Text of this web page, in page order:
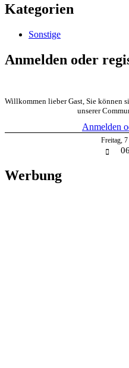
Kategorien
Sonstige
Anmelden oder
Willkommen lieber Gast, Sie können
unserer
Anmelden
Freitag, 7
Werbung